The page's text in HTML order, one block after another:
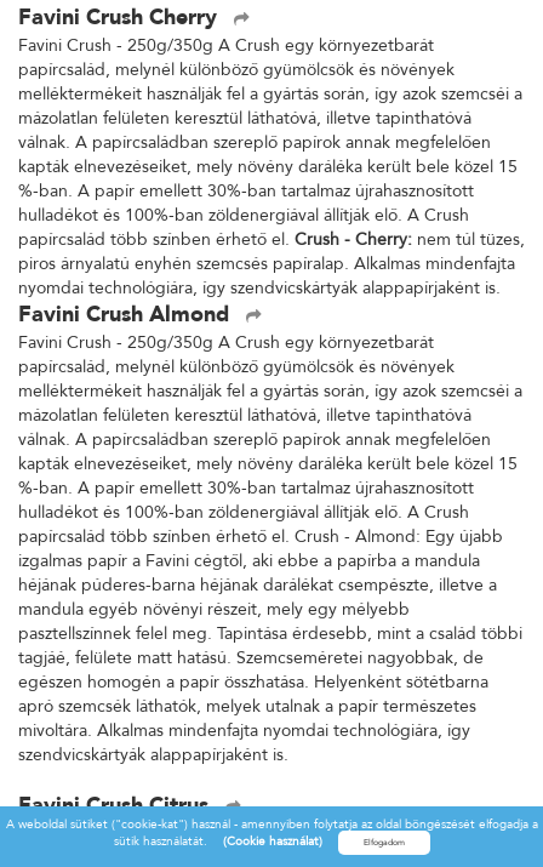
Favini Crush Cherry
Favini Crush - 250g/350g A Crush egy környezetbarát
papírcsalád, melynél különböző gyümölcsök és növények
melléktermékeit használják fel a gyártás során, így azok szemcséi a
mázolatlan felületen keresztül láthatóvá, illetve tapinthatóvá
válnak. A papírcsaládban szereplő papírok annak megfelelően
kapták elnevezéseiket, mely növény daráléka került bele közel 15
%-ban. A papír emellett 30%-ban tartalmaz újrahasznosított
hulladékot és 100%-ban zöldenergiával állítják elő. A Crush
papírcsalád több színben érhető el. Crush - Cherry: nem túl tüzes,
piros árnyalatú enyhén szemcsés papíralap. Alkalmas mindenfajta
nyomdai technológiára, így szendvicskártyák alappapírjaként is.
Favini Crush Almond
Favini Crush - 250g/350g A Crush egy környezetbarát
papírcsalád, melynél különböző gyümölcsök és növények
melléktermékeit használják fel a gyártás során, így azok szemcséi a
mázolatlan felületen keresztül láthatóvá, illetve tapinthatóvá
válnak. A papírcsaládban szereplő papírok annak megfelelően
kapták elnevezéseiket, mely növény daráléka került bele közel 15
%-ban. A papír emellett 30%-ban tartalmaz újrahasznosított
hulladékot és 100%-ban zöldenergiával állítják elő. A Crush
papírcsalád több színben érhető el. Crush - Almond: Egy újabb
izgalmas papír a Favini cégtől, aki ebbe a papírba a mandula
héjának púderes-barna héjának darálékat csempészte, illetve a
mandula egyéb növényi részeit, mely egy mélyebb
pasztellszínnek felel meg. Tapintása érdesebb, mint a család többi
tagjáé, felülete matt hatású. Szemcseméretei nagyobbak, de
egészen homogén a papír összhatása. Helyenként sötétbarna
apró szemcsék láthatók, melyek utalnak a papír természetes
mivoltára. Alkalmas mindenfajta nyomdai technológiára, így
szendvicskártyák alappapírjaként is.
Favini Crush Citrus
Favini Crush - 250g/350g A Crush egy környezetbarát
papírcsalád, melynél különböző gyümölcsök és növények
A weboldal sütiket ("cookie-kat") használ - amennyiben folytatja az oldal böngészését elfogadja a
sütik használatát.
(Cookie használat)